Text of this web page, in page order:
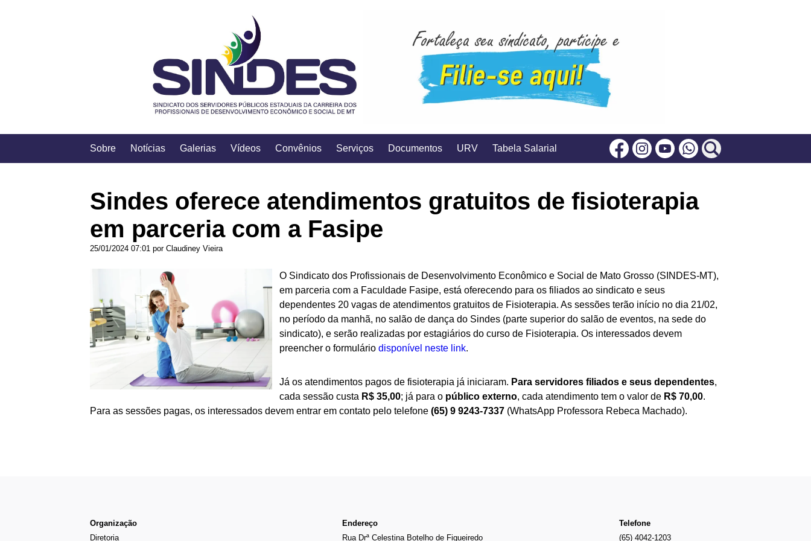
Sobre Notícias Galerias Vídeos Convênios Serviços Documentos URV Tabela Salarial FacebookInstagram
Youtube
Sindes oferece atendimentos gratuitos de fisioterapia
em parceria com a Fasipe
25/01/2024 07:01 por Claudiney Vieira
O Sindicato dos Profissionais de Desenvolvimento Econômico e Social de Mato Grosso (SINDES-MT),
em parceria com a Faculdade Fasipe, está oferecendo para os filiados ao sindicato e seus
dependentes 20 vagas de atendimentos gratuitos de Fisioterapia. As sessões terão início no dia 21/02,
no período da manhã, no salão de dança do Sindes (parte superior do salão de eventos, na sede do
sindicato), e serão realizadas por estagiários do curso de Fisioterapia. Os interessados devem
preencher o formulário disponível neste link.
Já os atendimentos pagos de fisioterapia já iniciaram. Para servidores filiados e seus dependentes,
cada sessão custa R$ 35,00; já para o público externo, cada atendimento tem o valor de R$ 70,00.
Para as sessões pagas, os interessados devem entrar em contato pelo telefone (65) 9 9243-7337 (WhatsApp Professora Rebeca Machado).
Organização
Diretoria
Endereço
Rua Drª Celestina Botelho de Figueiredo
Telefone
(65) 4042-1203